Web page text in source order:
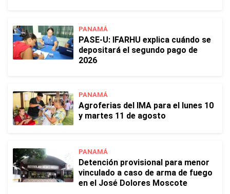
PANAMÁ
PASE-U: IFARHU explica cuándo se
depositará el segundo pago de
2026
PANAMÁ
Agroferias del IMA para el lunes 10
y martes 11 de agosto
PANAMÁ
Detención provisional para menor
vinculado a caso de arma de fuego
en el José Dolores Moscote